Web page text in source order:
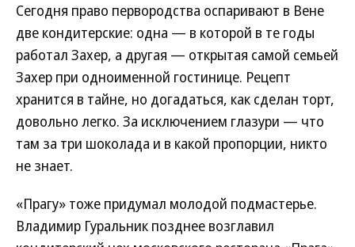
Сегодня право первородства оспаривают в Вене
две кондитерские: одна — в которой в те годы
работал Захер, а другая — открытая самой семьей
Захер при одноименной гостинице. Рецепт
хранится в тайне, но догадаться, как сделан торт,
довольно легко. За исключением глазури — что
там за три шоколада и в какой пропорции, никто
не знает.
«Прагу» тоже придумал молодой подмастерье.
Владимир Гуральник позднее возглавил